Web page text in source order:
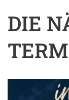
DIE